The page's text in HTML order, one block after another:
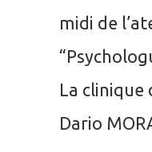
midi de
La clinique
Dario